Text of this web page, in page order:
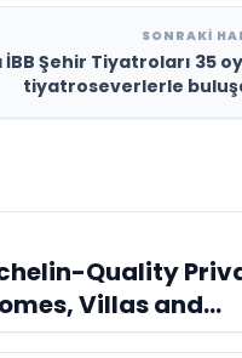
SONRAKI
İBB Şehir Tiyatroları 35
tiyatroseverlerle
Quality
Villas and